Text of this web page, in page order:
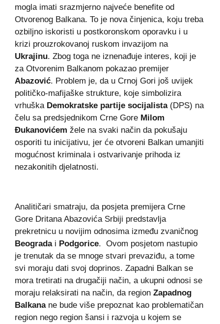
mogla imati srazmjerno najveće benefite od
Otvorenog Balkana. To je nova činjenica, koju treba
ozbiljno iskoristi u postkoronskom oporavku i u
krizi prouzrokovanoj ruskom invazijom na
Ukrajinu. Zbog toga ne iznenađuje interes, koji je
za Otvorenim Balkanom pokazao premijer
Abazović. Problem je, da u Crnoj Gori još uvijek
političko-mafijaške strukture, koje simbolizira
vrhuška Demokratske partije socijalista(DPS) na
čelu sa predsjednikom Crne Gore Milom
Đukanovićem žele na svaki način da pokušaju
osporiti tu inicijativu, jer će otvoreni Balkan umanjiti
mogućnost kriminala i ostvarivanje prihoda iz
nezakonitih djelatnosti.
Analitičari smatraju, da posjeta premijera Crne
Gore Dritana Abazovića Srbiji predstavlja
prekretnicu u novijim odnosima između zvaničnog
Beogradai Podgorice. Ovom posjetom nastupio
je trenutak da se mnoge stvari prevaziđu, a tome
svi moraju dati svoj doprinos. Zapadni Balkan se
mora tretirati na drugačiji način, a ukupni odnosi se
moraju relaksirati na način, da region Zapadnog
Balkanane bude više prepoznat kao problematičan
region nego region šansi i razvoja u kojem se